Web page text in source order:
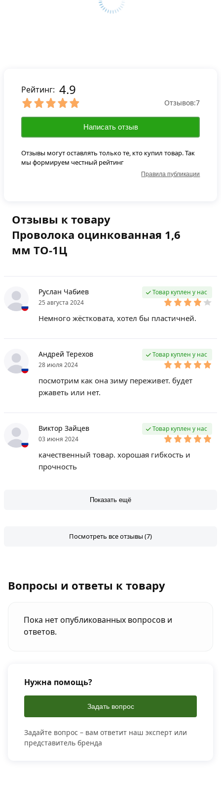
Отзывы к товару
Проволока оцинкованная 1,6
мм ТО-1Ц
Руслан Чабиев
25 августа 2024
Товар куплен у нас
Немного жёстковата, хотел бы пластичней.
Андрей Терехов
28 июля 2024
Товар куплен у нас
посмотрим как она зиму переживет. будет
ржаветь или нет.
Виктор Зайцев
03 июня 2024
Товар куплен у нас
качественный товар. хорошая гибкость и
прочность
Показать ещё
Посмотреть все отзывы (7)
Рейтинг: 4.9
Отзывов:7
Написать отзыв
Отзывы могут оставлять только те, кто купил товар. Так
мы формируем честный рейтинг
Правила публикации
Вопросы и ответы к товару
Пока нет опубликованных вопросов и
ответов.
Нужна помощь?
Задать вопрос
Задайте вопрос – вам ответит наш эксперт или
представитель бренда